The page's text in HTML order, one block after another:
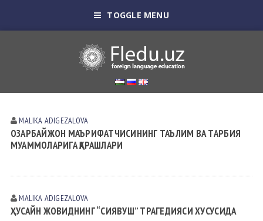
TOGGLE MENU
MALIKA АDIGEZАLOVА
ОЗАРБАЙЖОН МАЪРИФАТЧИСИНИНГ ТАЪЛИМ ВА ТАРБИЯ
МУАММОЛАРИГА ҚАРАШЛАРИ
MALIKA АDIGEZАLOVА
ҲУСАЙН ЖОВИДНИНГ “СИЯВУШ” ТРАГEДИЯСИ ХУСУСИДА